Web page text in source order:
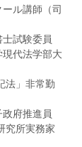
ル講師（司
試験委員
代法学部大
法」非常勤
府推進員
究所実務家